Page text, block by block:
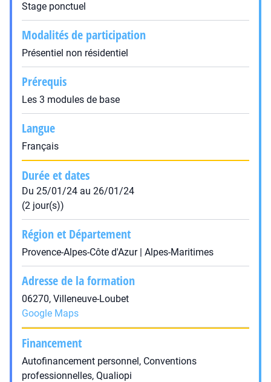
Stage ponctuel
Modalités de participation
Présentiel non résidentiel
Prérequis
Les 3 modules de base
Langue
Français
Durée et dates
Du 25/01/24 au 26/01/24
(2 jour(s))
Région et Département
Provence-Alpes-Côte d'Azur | Alpes-Maritimes
Adresse de la formation
06270, Villeneuve-Loubet
Google Maps
Financement
Autofinancement personnel, Conventions
professionnelles, Qualiopi